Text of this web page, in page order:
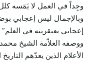
وجِداً في العمل لا يَمَسه
وبالإجمال ليس إعجابي
إعجابي بعبقريته في العلم”
ووصفه العلاّمة الشيخ
الأعلام الذين يعدّهم